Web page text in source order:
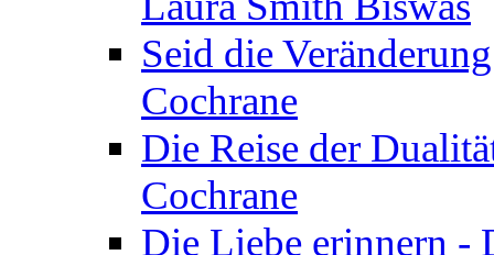
Seid die
Cochrane
Die Reise der
Cochrane
Die Liebe erinnern -